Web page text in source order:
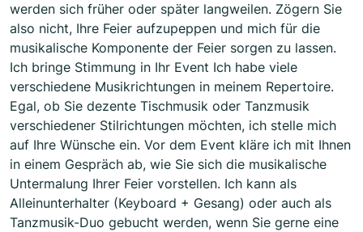
werden sich früher oder später langweilen. Zögern Sie
also nicht, Ihre Feier aufzupeppen und mich für die
musikalische Komponente der Feier sorgen zu lassen.
Ich bringe Stimmung in Ihr Event Ich habe viele
verschiedene Musikrichtungen in meinem Repertoire.
Egal, ob Sie dezente Tischmusik oder Tanzmusik
verschiedener Stilrichtungen möchten, ich stelle mich
auf Ihre Wünsche ein. Vor dem Event kläre ich mit Ihnen
in einem Gespräch ab, wie Sie sich die musikalische
Untermalung Ihrer Feier vorstellen. Ich kann als
Alleinunterhalter (Keyboard + Gesang) oder auch als
Tanzmusik-Duo gebucht werden, wenn Sie gerne eine